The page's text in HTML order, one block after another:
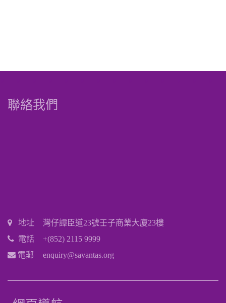
聯絡我們
地址
灣仔譚臣道23號壬子商業大廈23樓
電話
+(852) 2115 9999
電郵
enquiry@savantas.org